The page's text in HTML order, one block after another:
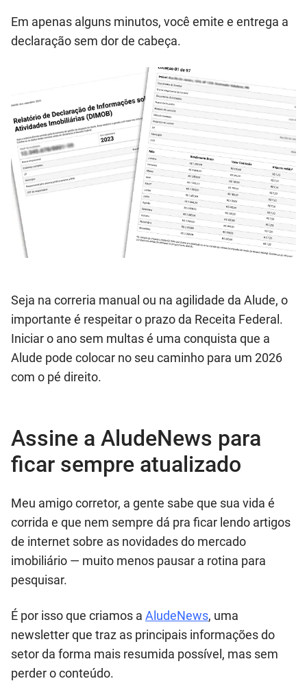
Em apenas alguns minutos, você emite e entrega a
declaração sem dor de cabeça.
Seja na correria manual ou na agilidade da Alude, o
importante é respeitar o prazo da Receita Federal.
Iniciar o ano sem multas é uma conquista que a
Alude pode colocar no seu caminho para um 2026
com o pé direito.
Assine a AludeNews para
ficar sempre atualizado
Meu amigo corretor, a gente sabe que sua vida é
corrida e que nem sempre dá pra ficar lendo artigos
de internet sobre as novidades do mercado
imobiliário — muito menos pausar a rotina para
pesquisar.
É por isso que criamos a AludeNews, uma
newsletter que traz as principais informações do
setor da forma mais resumida possível, mas sem
perder o conteúdo.